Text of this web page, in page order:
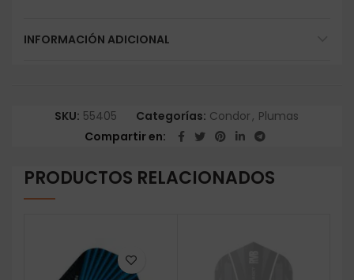
INFORMACIÓN ADICIONAL
SKU: 55405 Categorías: Condor, Plumas
Compartir en
PRODUCTOS RELACIONADOS